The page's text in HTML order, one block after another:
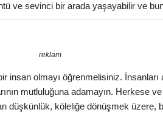
ve sevinci bir arada yaşayabilir ve
reklam
insan olmayı öğrenmelisiniz. İnsanları
mutluluğuna adamayın. Herkese
düşkünlük, köleliğe dönüşmek üzere,